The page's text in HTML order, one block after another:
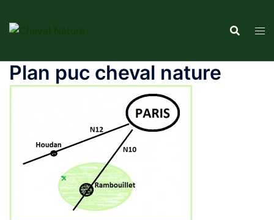
au
Plan puc cheval nature